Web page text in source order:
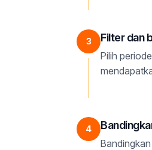
3 Filter dan
Pilih
4